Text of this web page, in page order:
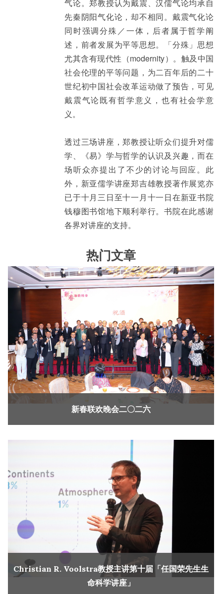
气论。郑教授认为戴震、汉儒气论均承自
先秦阴阳气化论，却不相同。戴震气化论
同时强调分殊／一体，后者属于哲学阐
述，前者发展为平等思想。「分殊」思想
尤其含有现代性（modernity）。触及中国
社会伦理的平等问题，为二百年后的二十
世纪初中国社会改革运动做了预告，可见
戴震气论既有哲学意义，也有社会学意
义。
透过三场讲座，郑教授让听众们提升对儒
学、《易》学与哲学的认识及兴趣，而在
场听众亦提出了不少的讨论与回应。此
外，新亚儒学讲座郑吉雄教授著作展览亦
已于十月三日至十一月十一日在新亚书院
钱穆图书馆地下顺利举行。书院在此感谢
各界对讲座的支持。
热门文章
新春联欢晚会二〇二六
Christian R. Voolstra教授主讲第十届「任国荣先生生
命科学讲座」